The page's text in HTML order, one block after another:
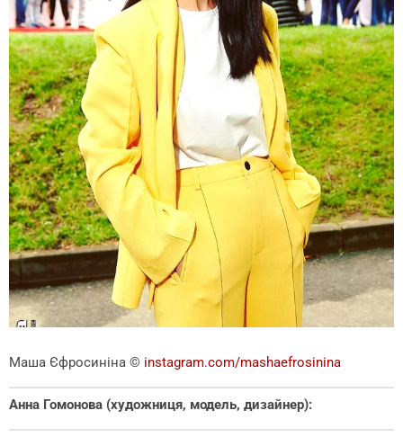
Маша Єфросиніна © instagram.com/mashaefrosinina
Анна Гомонова (художниця, модель, дизайнер):